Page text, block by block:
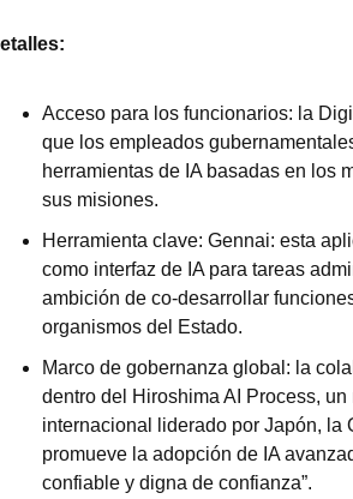
Acceso para los funcionarios: la
que los empleados
herramientas de IA basadas en los
sus misiones.
Herramienta clave: Gennai: esta
como interfaz de IA para tareas
ambición de co-desarrollar
organismos del Estado.
Marco de gobernanza global: la
dentro del Hiroshima AI Process,
internacional liderado por Japón, la
promueve la adopción de IA
confiable y digna de confianza”.